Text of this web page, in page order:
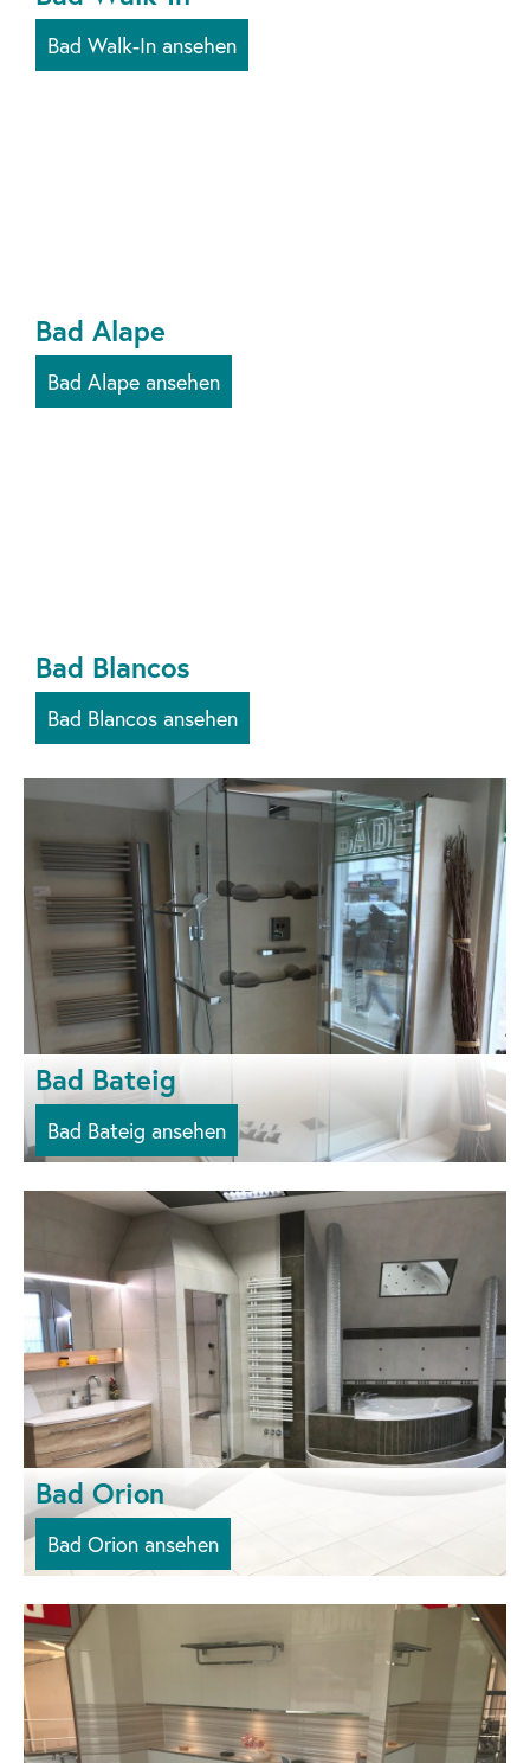
Bad Walk-In ansehen
Bad Alape
Bad Alape ansehen
Bad Blancos
Bad Blancos ansehen
Bad Bateig
Bad Bateig ansehen
Bad Orion
Bad Orion ansehen